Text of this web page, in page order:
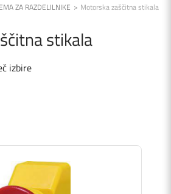
ZA RAZDELILNIKE Motorska zaščitna stikala
stikala
izbire